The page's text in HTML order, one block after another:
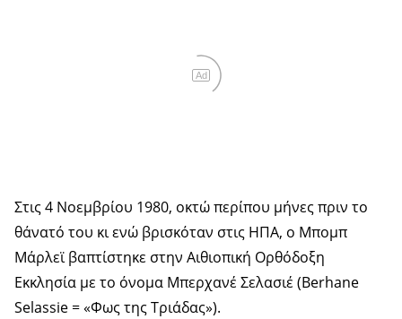
Ad
Στις 4 Νοεμβρίου 1980, οκτώ περίπου μήνες πριν το
θάνατό του κι ενώ βρισκόταν στις ΗΠΑ, ο Μπομπ
Μάρλεϊ βαπτίστηκε στην Αιθιοπική Ορθόδοξη
Εκκλησία με το όνομα Μπερχανέ Σελασιέ (Berhane
Selassie = «Φως της Τριάδας»).